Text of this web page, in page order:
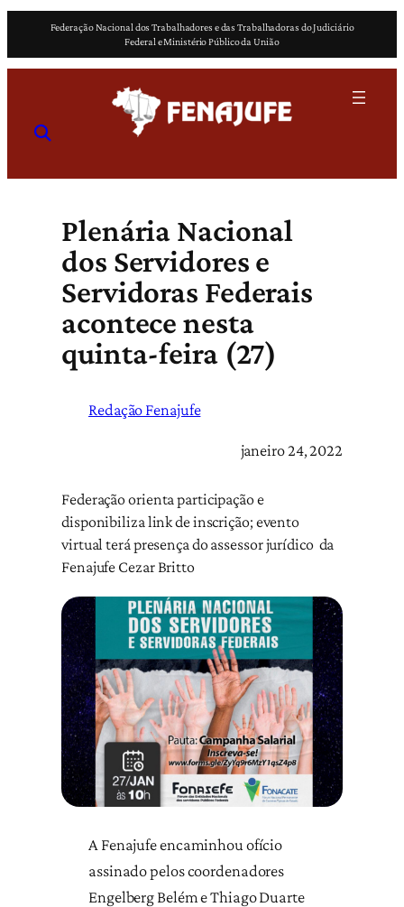
o
Federação Nacional dos Trabalhadores e das Trabalhadoras do Judiciário
Federal e Ministério Público da União
Plenária Nacional
dos Servidores e
Servidoras Federais
acontece nesta
quinta-feira (27)
Redação Fenajufe
janeiro 24, 2022
Federação orienta participação e
disponibiliza link de inscrição; evento
virtual terá presença do assessor jurídico da
Fenajufe Cezar Britto
A Fenajufe encaminhou ofício
assinado pelos coordenadores
Engelberg Belém e Thiago Duarte